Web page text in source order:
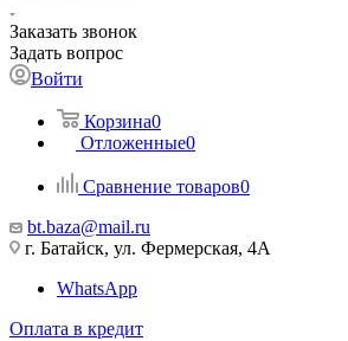
Заказать звонок
Задать вопрос
Войти
Корзина0
Отложенные0
Сравнение товаров0
bt.baza@mail.ru
г. Батайск, ул. Фермерская, 4А
WhatsApp
Оплата в кредит